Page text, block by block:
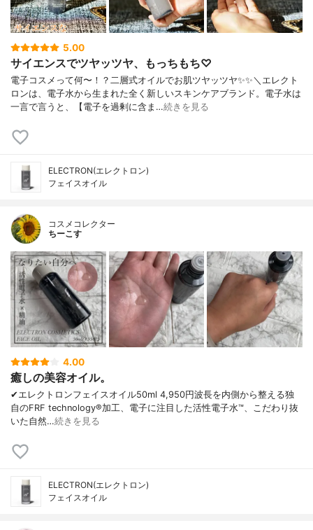
5.00
サイエンスでツヤッツヤ、もっちもち♡
電子コスメって何〜！？二層式オイルでお肌ツヤッツヤ✨✨＼エレクト
ロンは、電子水から生まれた全く新しいスキンケアブランド。電子水は
一言で言うと、【電子を過剰に含ま…続きを見る
ELECTRON(エレクトロン)
フェイスオイル
コスメコレクター
ちーこす
4.00
癒しの美容オイル。
✔︎エレクトロンフェイスオイル50ml 4,950円波長を内側から整える独
自のFRF technology®加工、電子に注目した活性電子水™、こだわり抜
いた自然…続きを見る
ELECTRON(エレクトロン)
フェイスオイル